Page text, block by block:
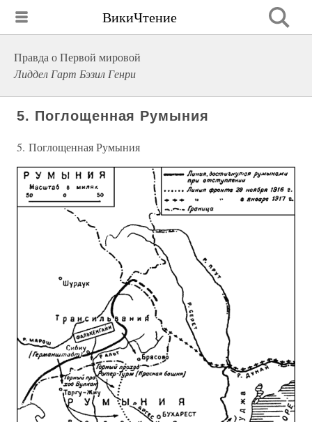
ВикиЧтение
Правда о Первой мировой
Лиддел Гарт Бэзил Генри
5. Поглощенная Румыния
5. Поглощенная Румыния